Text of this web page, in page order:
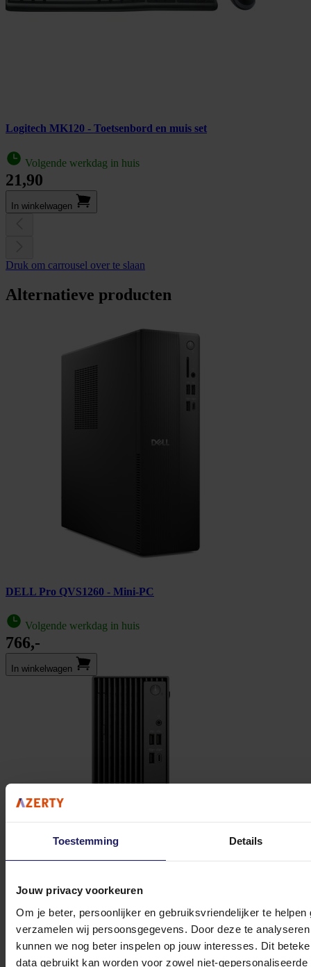
Toestemming Details
Jouw privacy voorkeuren
Om je beter, persoonlijker en gebruiksvriendelijker te
verzamelen wij persoonsgegevens. Door deze te
kunnen we nog beter inspelen op jouw interesses. Dit
data gebruikt kan worden voor zowel niet-
Logitech MK120 - Toetsenbord en muis set
Volgende werkdag in huis
21,90
In winkel­wagen
Druk om carrousel over te slaan
Alternatieve producten
DELL Pro QVS1260 - Mini-PC
Volgende werkdag in huis
766,-
In winkel­wagen
DELL Pro QCS1250 - Desktop PC